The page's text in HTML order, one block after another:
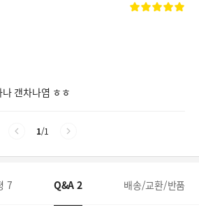
갠차나염 ㅎㅎ
1/1
7 Q&A 2 배송/교환/반품